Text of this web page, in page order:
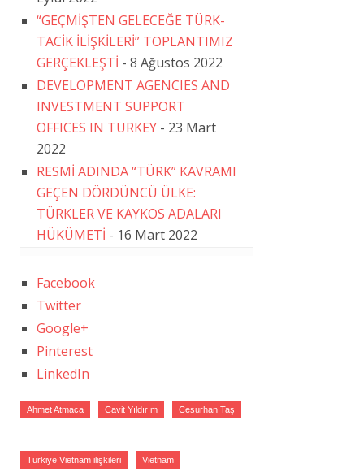
“GEÇMİŞTEN GELECEĞE TÜRK-
TACİK İLİŞKİLERİ” TOPLANTIMIZ
GERÇEKLEŞTİ - 8 Ağustos 2022
DEVELOPMENT AGENCIES AND
INVESTMENT SUPPORT
OFFICES IN TURKEY - 23 Mart
2022
RESMİ ADINDA “TÜRK” KAVRAMI
GEÇEN DÖRDÜNCÜ ÜLKE:
TÜRKLER VE KAYKOS ADALARI
HÜKÜMETİ - 16 Mart 2022
Facebook
Twitter
Google+
Pinterest
LinkedIn
Ahmet Atmaca Cavit Yıldırım Cesurhan Taş
Türkiye Vietnam ilişkileri Vietnam